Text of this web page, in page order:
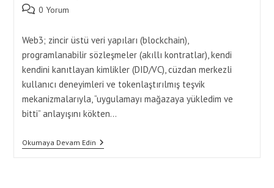
Post 0 Yorum
Web3; zincir üstü veri yapıları (blockchain),
programlanabilir sözleşmeler (akıllı kontratlar), kendi
kendini kanıtlayan kimlikler (DID/VC), cüzdan merkezli
kullanıcı deneyimleri ve tokenlaştırılmış teşvik
mekanizmalarıyla, “uygulamayı mağazaya yükledim ve
bitti” anlayışını kökten…
Okumaya Devam EdinYayınlama
Sürecinde